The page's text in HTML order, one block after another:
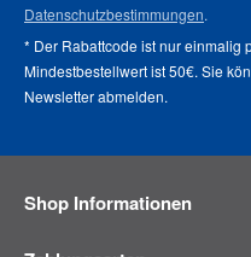
Datenschutzbestimmungen.
* Der Rabattcode ist nur einmalig
Mindestbestellwert ist 50€. Sie
Newsletter abmelden.
Shop Informationen